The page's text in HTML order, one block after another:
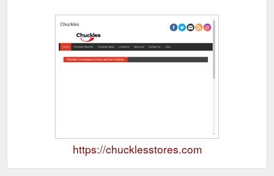
https://chucklesstores.com